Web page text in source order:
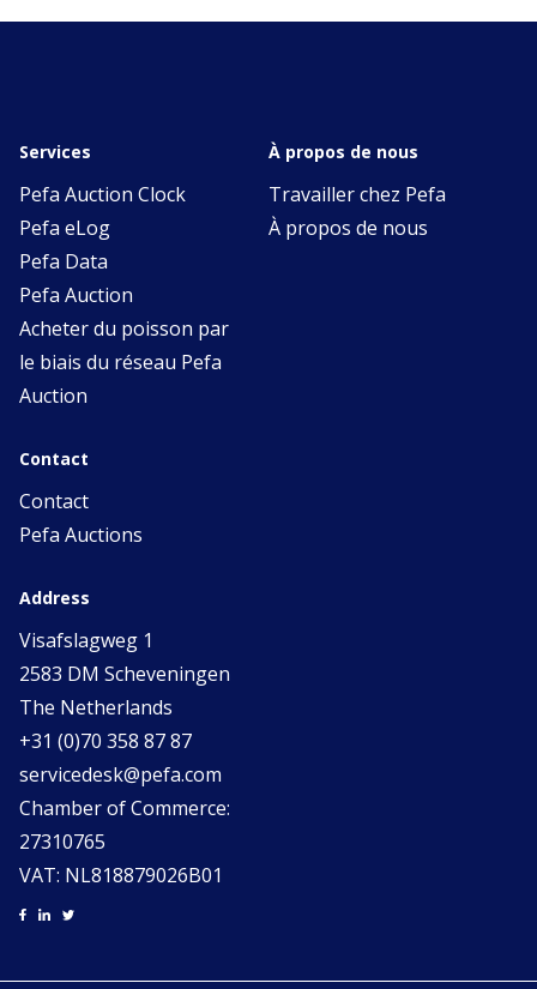
Services
Pefa Auction Clock
Pefa eLog
Pefa Data
Pefa Auction
Acheter du poisson par
le biais du réseau Pefa
Auction
À propos de nous
Travailler chez Pefa
À propos de nous
Contact
Contact
Pefa Auctions
Address
Visafslagweg 1
2583 DM Scheveningen
The Netherlands
+31 (0)70 358 87 87
servicedesk@pefa.com
Chamber of Commerce:
27310765
VAT: NL818879026B01